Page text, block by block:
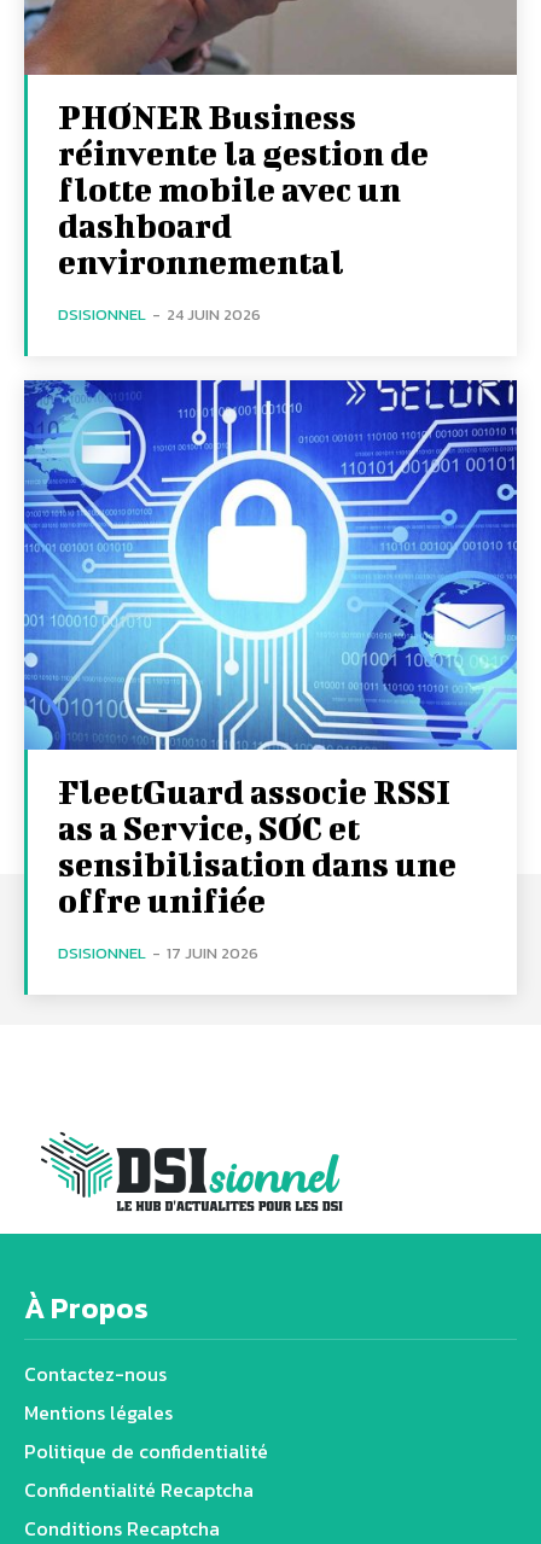
PHONER Business
réinvente la gestion de
flotte mobile avec un
dashboard
environnemental
DSISIONNEL - 24 JUIN 2026
FleetGuard associe RSSI
as a Service, SOC et
sensibilisation dans une
offre unifiée
DSISIONNEL - 17 JUIN 2026
À Propos
Contactez-nous
Mentions légales
Politique de confidentialité
Confidentialité Recaptcha
Conditions Recaptcha